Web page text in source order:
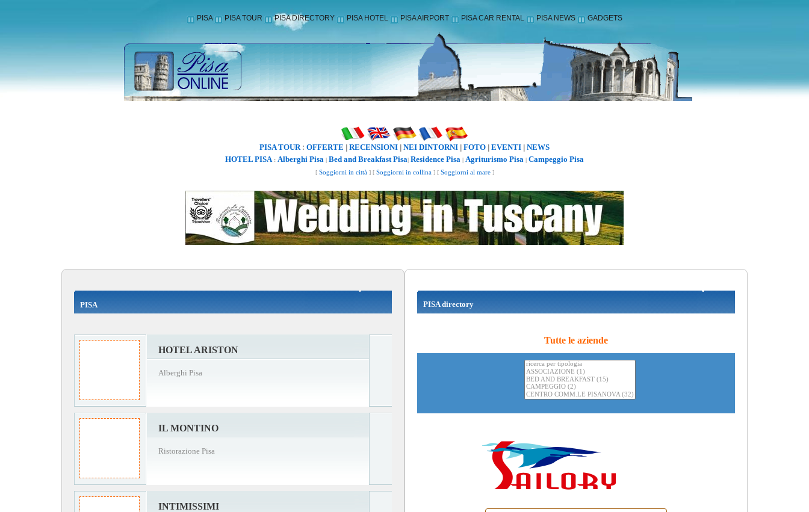
PISA PISA TOUR PISA DIRECTORY PISA HOTEL PISA AIRPORT PISA CAR RENTAL PISA NEWS GADGETS
PISA TOUR: OFFERTE RECENSIONI NEI DINTORNI FOTO EVENTI NEWS
HOTEL PISA : Alberghi Pisa | Bed and Breakfast Pisa| Residence Pisa | Agriturismo Pisa | Campeggio Pisa
[ Soggiorni in città] [ Soggiorni in collina] [ Soggiorni al mare]
PISA
HOTEL ARISTON
Alberghi Pisa
IL MONTINO
Ristorazione Pisa
INTIMISSIMI
PISA directory
Tutte le aziende